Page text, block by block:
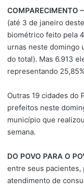
COMPARECIMENTO –
(até 3 de janeiro
biométrico feito pela
urnas neste domingo
do total). Mas 6.913
representando
Outras 19 cidades do
prefeitos neste
município que
semana.
DO POVO PARA O
entre seus pacientes,
atendimento de